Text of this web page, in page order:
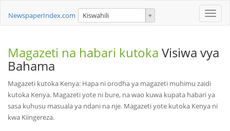
Toggle
NewspaperIndex.com Kiswahili
Magazeti na habari kutoka Visiwa vya
Bahama
Magazeti kutoka Kenya: Hapa ni orodha ya magazeti muhimu zaidi
kutoka Kenya. Magazeti yote ni bure, na wao kuwa kupata habari ya
sasa kuhusu masuala ya ndani na nje. Magazeti yote kutoka Kenya ni
kwa Kiingereza.